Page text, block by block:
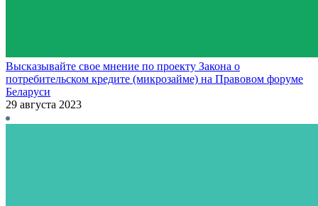
Высказывайте свое мнение по проекту Закона о
потребительском кредите (микрозайме) на Правовом форуме
Беларуси
29 августа 2023